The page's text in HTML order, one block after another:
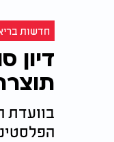
חדשות
דיון
בוועדת